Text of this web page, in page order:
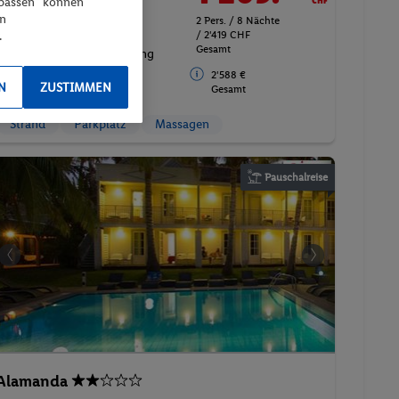
Ohne Verpflegung
2 Pers. / 8 Nächte
/ 2'419 CHF
Gesamt
2'588 €
Gesamt
Strand Parkplatz Massagen
Pauschalreise
.
ZUSTIMMEN